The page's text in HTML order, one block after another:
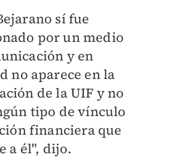
sí fue
por un medio
y en
no aparece en la
de la UIF y no
tipo de vínculo
financiera que
a él", dijo.